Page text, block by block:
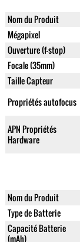
Nom du Produit
Mégapixel
Ouverture (f-stop)
Focale (35mm)
Taille Capteur
Propriétés autofocus
APN Propriétés
Hardware
Nom du Produit
Type de Batterie
Capacité Batterie
(mAh)